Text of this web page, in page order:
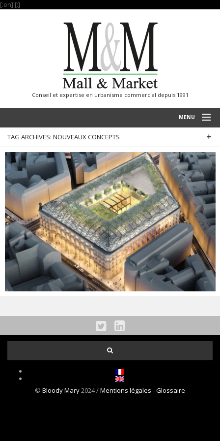
[:en] [:]
Conseil et expertise en urbanisme commercial depuis 1991
MENU
ACCUEIL
RÉALISATIONS
SAVOIR FAIRE
NOS REFERENCES
INTERNATIONAL
NOS ACTUALITÉS
CONTACT
TAG ARCHIVES: NOUVEAUX CONCEPTS
© Bloody Mary2024 /Mentions légales - Glossaire